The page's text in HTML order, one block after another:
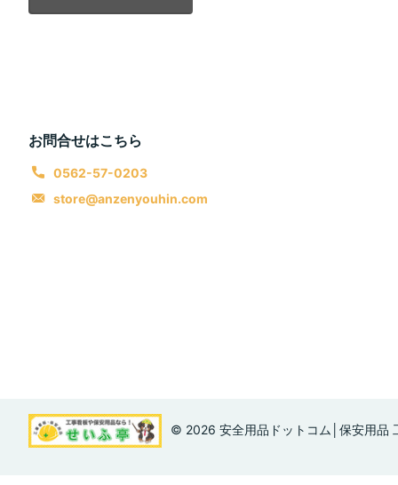
お問合せはこちら
0562-57-0203
store@anzenyouhin.com
© 2026 安全用品ドットコム│保安用品